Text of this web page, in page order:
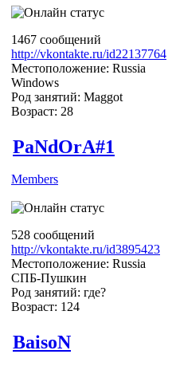
1467 сообщений
http://vkontakte.ru/id22137764
Местоположение: Russia
Windows
Род занятий: Maggot
Возраст: 28
PaNdOrA#1
Members
528 сообщений
http://vkontakte.ru/id3895423
Местоположение: Russia
СПБ-Пушкин
Род занятий: где?
Возраст: 124
BaisoN